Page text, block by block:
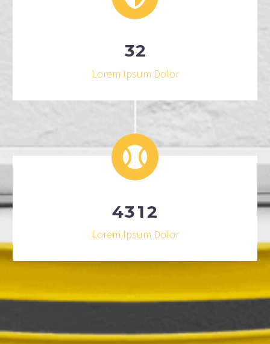
32
Lorem Ipsum Dolor
4312
Lorem Ipsum Dolor